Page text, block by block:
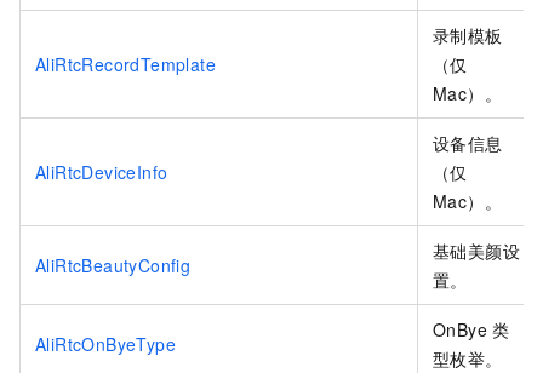
AliRtcRecordTemplate
录制模板
（仅
Mac）。
AliRtcDeviceInfo
设备信息
（仅
Mac）。
AliRtcBeautyConfig
基础美颜设
置。
AliRtcOnByeType
OnBye 类
型枚举。